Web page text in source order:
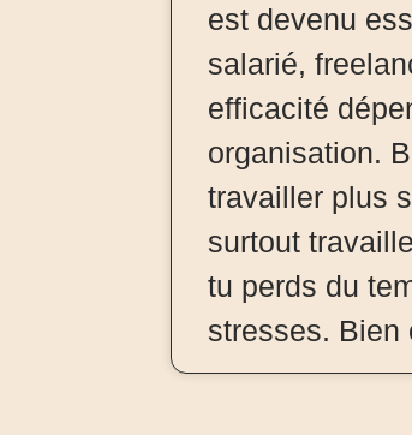
est devenu
salarié,
efficacité
organisation.
travailler plus
surtout
tu perds du
stresses. Bien